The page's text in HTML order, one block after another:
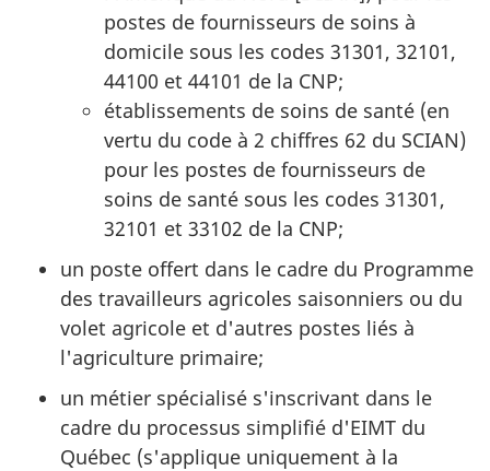
postes de fournisseurs de soins à
domicile sous les codes 31301, 32101,
44100 et 44101 de la CNP;
établissements de soins de santé (en
vertu du code à 2 chiffres 62 du SCIAN)
pour les postes de fournisseurs de
soins de santé sous les codes 31301,
32101 et 33102 de la CNP;
un poste offert dans le cadre du Programme
des travailleurs agricoles saisonniers ou du
volet agricole et d'autres postes liés à
l'agriculture primaire;
un métier spécialisé s'inscrivant dans le
cadre du processus simplifié d'EIMT du
Québec (s'applique uniquement à la